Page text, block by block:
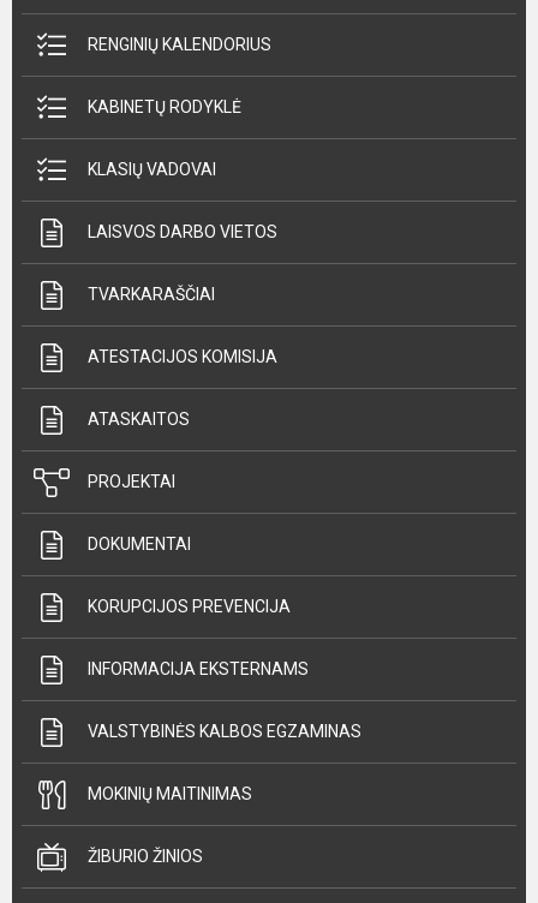
RENGINIŲ KALENDORIUS
KABINETŲ RODYKLĖ
KLASIŲ VADOVAI
LAISVOS DARBO VIETOS
TVARKARAŠČIAI
ATESTACIJOS KOMISIJA
ATASKAITOS
PROJEKTAI
DOKUMENTAI
KORUPCIJOS PREVENCIJA
INFORMACIJA EKSTERNAMS
VALSTYBINĖS KALBOS EGZAMINAS
MOKINIŲ MAITINIMAS
ŽIBURIO ŽINIOS